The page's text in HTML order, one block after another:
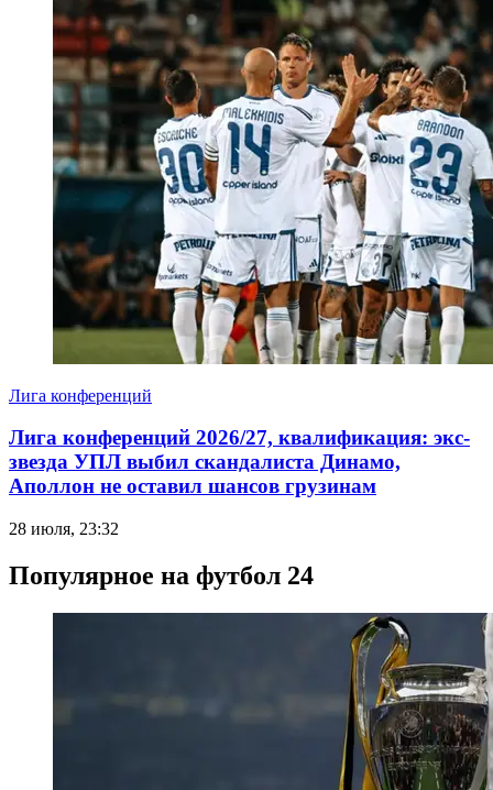
Лига конференций
Лига конференций 2026/27, квалификация: экс-
звезда УПЛ выбил скандалиста Динамо,
Аполлон не оставил шансов грузинам
28 июля, 23:32
Популярное на футбол 24